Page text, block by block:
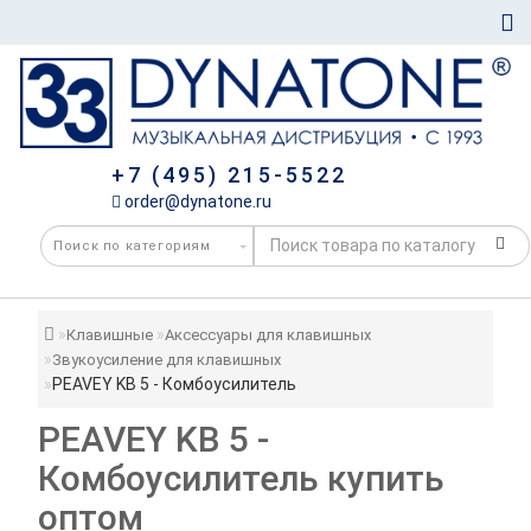
+7 (495) 215-5522
order@dynatone.ru
Клавишные
Аксессуары для клавишных
Звукоусиление для клавишных
PEAVEY KB 5 - Комбоусилитель
PEAVEY KB 5 -
Комбоусилитель купить
оптом